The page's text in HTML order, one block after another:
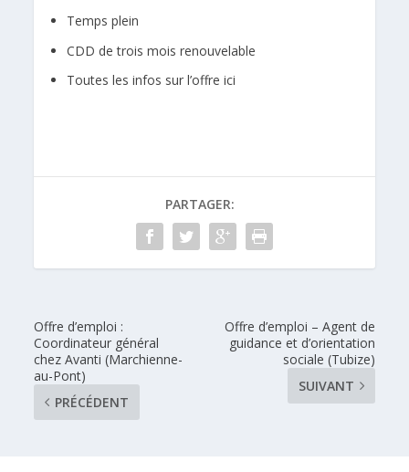
Temps plein
CDD de trois mois renouvelable
Toutes les infos sur l’offre ici
PARTAGER:
Offre d’emploi :
Coordinateur général
chez Avanti (Marchienne-
au-Pont)
PRÉCÉDENT
Offre d’emploi – Agent de
guidance et d’orientation
sociale (Tubize)
SUIVANT